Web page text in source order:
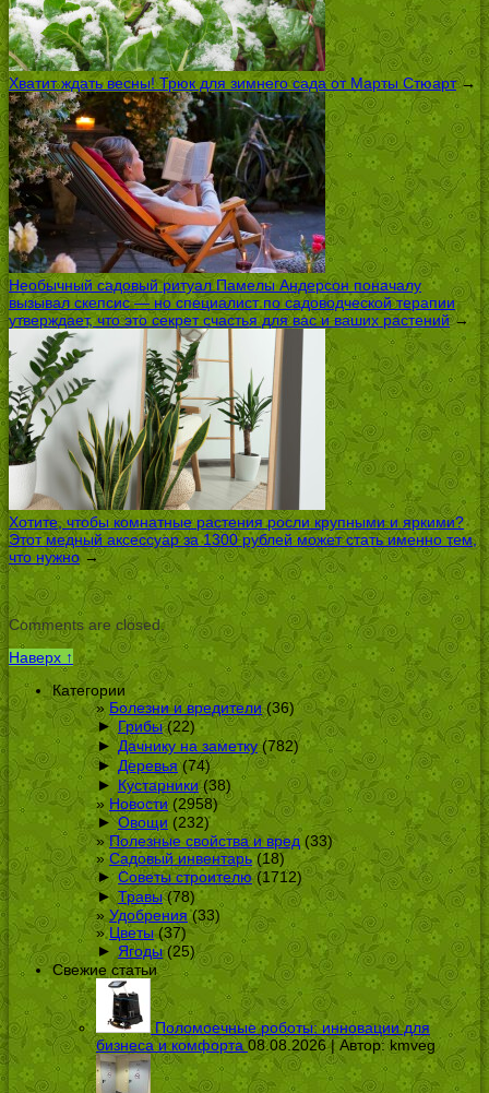
Хватит ждать весны! Трюк для зимнего сада от Марты Стюарт→
Необычный садовый ритуал Памелы Андерсон поначалу
вызывал скепсис — но специалист по садоводческой терапии
утверждает, что это секрет счастья для вас и ваших растений→
Хотите, чтобы комнатные растения росли крупными и яркими?
Этот медный аксессуар за 1300 рублей может стать именно тем,
что нужно→
Comments are closed.
Наверх ↑
Категории
Болезни и вредители(36)
► Грибы(22)
► Дачнику на заметку(782)
► Деревья(74)
► Кустарники(38)
Новости(2958)
► Овощи (232)
Полезные свойства и вред(33)
Садовый инвентарь (18)
► Советы строителю(1712)
► Травы(78)
Удобрения(33)
Цветы(37)
► Ягоды(25)
Свежие статьи
Поломоечные роботы: инновации для
бизнеса и комфорта 08.08.2026 | Автор:kmveg